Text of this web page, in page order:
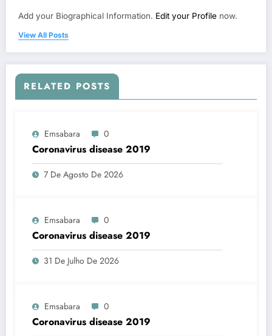
Add your Biographical Information. Edit your Profile now.
View All Posts
RELATED POSTS
Emsabara 0
Coronavirus disease 2019
7 De Agosto De 2026
Emsabara 0
Coronavirus disease 2019
31 De Julho De 2026
Emsabara 0
Coronavirus disease 2019